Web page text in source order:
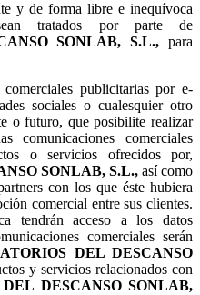
y de forma libre e inequívoca
tratados por parte de
SONLAB, S.L., para
publicitarias por e-
sociales o cualesquier otro
o futuro, que posibilite realizar
comunicaciones comerciales
o servicios ofrecidos por,
SONLAB, S.L., así como
con los que éste hubiera
comercial entre sus clientes.
tendrán acceso a los datos
comerciales serán
DEL DESCANSO
y servicios relacionados con
DESCANSO SONLAB,